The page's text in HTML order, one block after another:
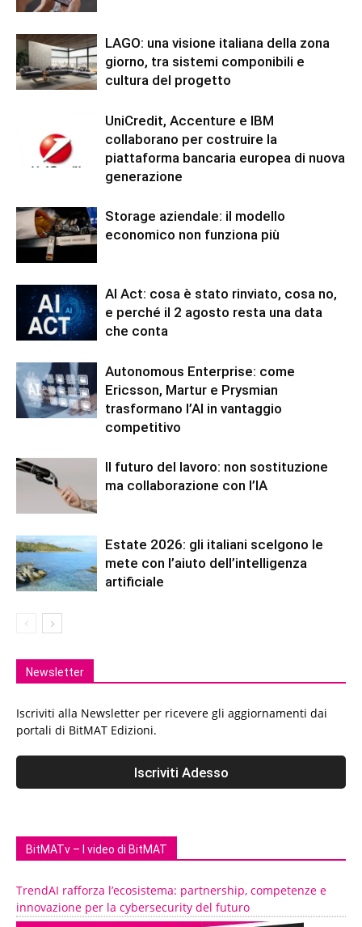
LAGO: una visione italiana della zona
giorno, tra sistemi componibili e
cultura del progetto
UniCredit, Accenture e IBM
collaborano per costruire la
piattaforma bancaria europea di nuova
generazione
Storage aziendale: il modello
economico non funziona più
AI Act: cosa è stato rinviato, cosa no,
e perché il 2 agosto resta una data
che conta
Autonomous Enterprise: come
Ericsson, Martur e Prysmian
trasformano l’AI in vantaggio
competitivo
Il futuro del lavoro: non sostituzione
ma collaborazione con l’IA
Estate 2026: gli italiani scelgono le
mete con l’aiuto dell’intelligenza
artificiale
Newsletter
Iscriviti alla Newsletter per ricevere gli aggiornamenti dai
portali di BitMAT Edizioni.
BitMATv – I video di BitMAT
TrendAI rafforza l’ecosistema: partnership, competenze e
innovazione per la cybersecurity del futuro